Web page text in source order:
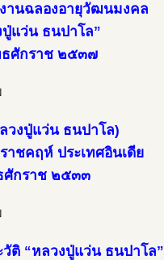
านฉลองอายุวัฒนมงคล
แว่น ธนปาโล”
ศักราช ๒๕๓๗
วงปู่แว่น ธนปาโล)
ชคฤห์ ประเทศอินเดีย
ศักราช ๒๕๓๓
ติ “หลวงปู่แว่น ธนปาโล”